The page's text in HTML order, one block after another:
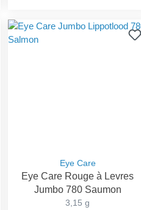
Eye Care
Eye Care Rouge à Levres
Jumbo 780 Saumon
3,15 g